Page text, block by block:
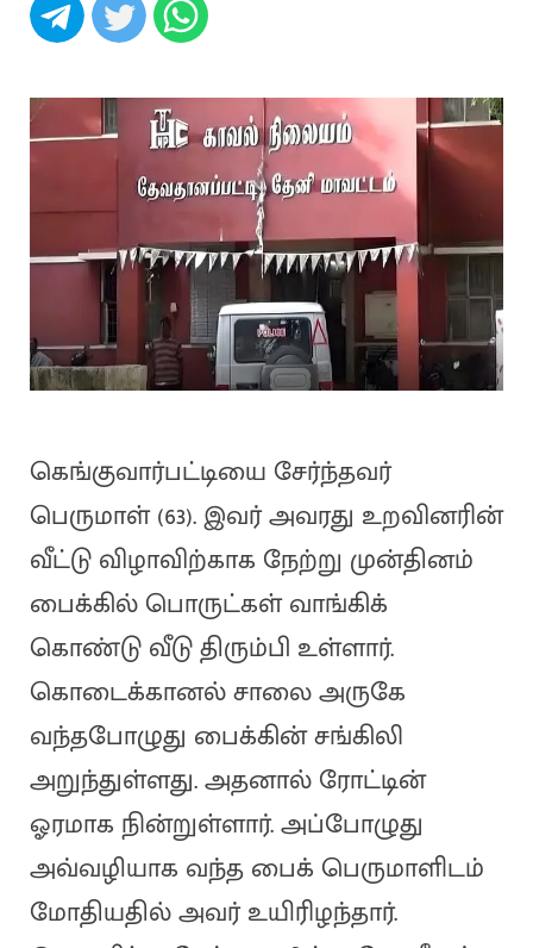
கெங்குவார்பட்டியை சேர்ந்தவர்
பெருமாள் (63). இவர் அவரது உறவினரின்
வீட்டு விழாவிற்காக நேற்று முன்தினம்
பைக்கில் பொருட்கள் வாங்கிக்
கொண்டு வீடு திரும்பி உள்ளார்.
கொடைக்கானல் சாலை அருகே
வந்தபோழுது பைக்கின் சங்கிலி
அறுந்துள்ளது. அதனால் ரோட்டின்
ஓரமாக நின்றுள்ளார். அப்போழுது
அவ்வழியாக வந்த பைக் பெருமாளிடம்
மோதியதில் அவர் உயிரிழந்தார்.